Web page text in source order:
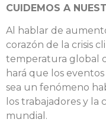
CUIDEMOS A
Al hablar de
corazón de la crisis
temperatura global
hará que los
sea un fenómeno
los trabajadores y la
mundial.